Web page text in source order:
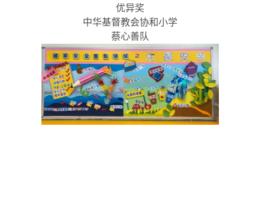
优异奖
中华基督教会协和小学
蔡心善队